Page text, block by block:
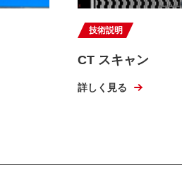
技術説明
CT スキャン
詳しく見る